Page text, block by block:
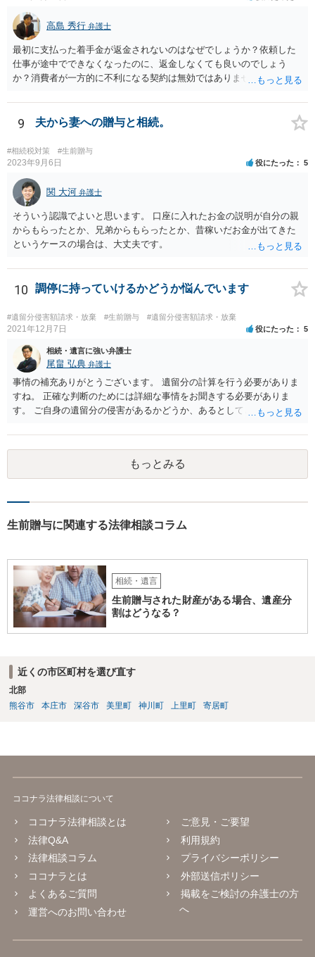
高島 秀行 弁護士
最初に支払った着手金が返金されないのはなぜでしょうか？依頼した
仕事が途中でできなくなったのに、返金しなくても良いのでしょう
か？消費者が一方的に不利になる契約は無効ではありませんか？
務があると思います。 倒れた弁護士が所属する弁護士会に相談さ
れた方がよいと思います。 倒れた弁護士は脳梗塞で倒れたようで
すが、 判断能力があり、復代理を倒れた弁護士の判断で復代理を
選任したのか 即ち、復代理人の選任は有効なのかという問題もあ
ると思います。
9 夫から妻への贈与と相続。
#相続税対策 #生前贈与
2023年9月6日 役にたった 5
関 大河 弁護士
そういう認識でよいと思います。 口座に入れたお金の説明が自分の親
からもらったとか、兄弟からもらったとか、昔稼いだお金が出てきた
というケースの場合は、大丈夫です。
10 調停に持っていけるかどうか悩んでいます
#遺留分侵害額請求・放棄 #生前贈与 #遺留分侵害額請求・放棄
2021年12月7日 役にたった 5
相続・遺言に強い弁護士
尾畠 弘典 弁護士
事情の補充ありがとうございます。 遺留分の計算を行う必要がありま
すね。 正確な判断のためには詳細な事情をお聞きする必要がありま
す。 ご自身の遺留分の侵害があるかどうか、あるとしてどの程度の金
相談されるのが良いと思います。
もっとみる
生前贈与に関連する法律相談コラム
相続・遺言
生前贈与された財産がある場合、遺産分
割はどうなる？
近くの市区町村を選び直す
北部
熊谷市
本庄市 深谷市 美里町 神川町 上里町 寄居町
ココナラ法律相談について
ココナラ法律相談とは
法律Q&A
法律相談コラム
ココナラとは
よくあるご質問
運営へのお問い合わせ
ご意見・ご要望
利用規約
プライバシーポリシー
外部送信ポリシー
掲載をご検討の弁護士の方
へ